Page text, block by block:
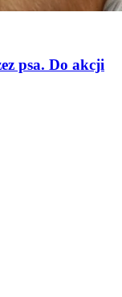
psa. Do akcji